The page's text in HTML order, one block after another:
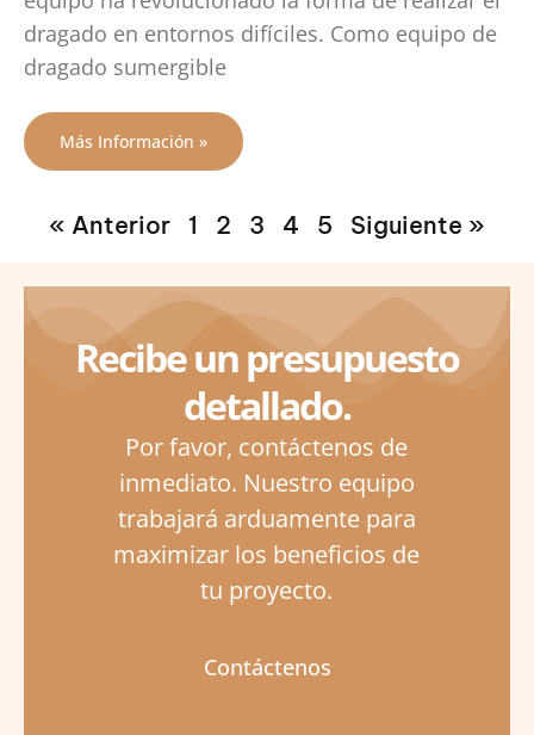
dragado en entornos difíciles. Como equipo de
dragado sumergible
Más Información »
« Anterior 1 2 3 4 5 Siguiente »
Recibe un presupuesto
detallado.
Por favor, contáctenos de
inmediato. Nuestro equipo
trabajará arduamente para
maximizar los beneficios de
tu proyecto.
Contáctenos